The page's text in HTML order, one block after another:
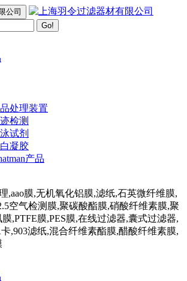
公司
Go!
处理装置
检测
试剂
凝胶
产品